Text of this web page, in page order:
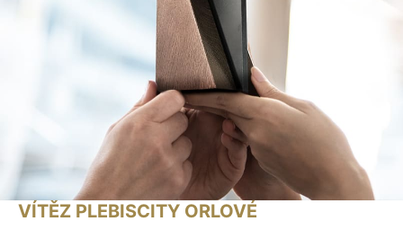
VÍTĚZ PLEBISCITY ORLOVÉ